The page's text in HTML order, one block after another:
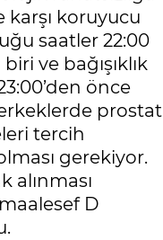
koruyucu
saatler 22:00
ve bağışıklık
önce
prostat
tercih
gerekiyor.
alınması
D